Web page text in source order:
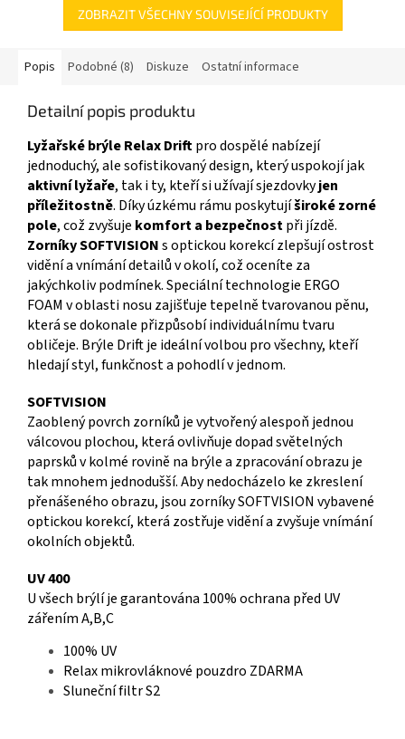
ZOBRAZIT VŠECHNY SOUVISEJÍCÍ PRODUKTY
Popis Podobné (8) Diskuze Ostatní informace
Detailní popis produktu
Lyžařské brýle Relax Driftpro dospělé nabízejí
jednoduchý, ale sofistikovaný design, který uspokojí jak
aktivní lyžaře, tak i ty, kteří si užívají sjezdovkyjen
příležitostně. Díky úzkému rámu poskytujíširoké zorné
pole, což zvyšuje komfort a bezpečnostpři jízdě.
Zorníky SOFTVISIONs optickou korekcí zlepšují ostrost
vidění a vnímání detailů v okolí, což oceníte za
jakýchkoliv podmínek. Speciální technologie ERGO
FOAM v oblasti nosu zajišťuje tepelně tvarovanou pěnu,
která se dokonale přizpůsobí individuálnímu tvaru
obličeje. Brýle Drift je ideální volbou pro všechny, kteří
hledají styl, funkčnost a pohodlí v jednom.
SOFTVISION
Zaoblený povrch zorníků je vytvořený alespoň jednou
válcovou plochou, která ovlivňuje dopad světelných
paprsků v kolmé rovině na brýle a zpracování obrazu je
tak mnohem jednodušší. Aby nedocházelo ke zkreslení
přenášeného obrazu, jsou zorníky SOFTVISION vybavené
optickou korekcí, která zostřuje vidění a zvyšuje vnímání
okolních objektů.
UV 400
U všech brýlí je garantována 100% ochrana před UV
zářením A,B,C
100% UV
Relax mikrovláknové pouzdro ZDARMA
Sluneční filtr S2